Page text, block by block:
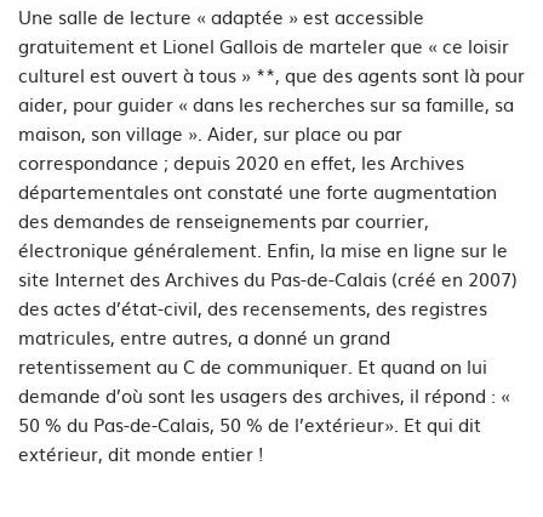
Une salle de lecture « adaptée » est accessible
gratuitement et Lionel Gallois de marteler que « ce loisir
culturel est ouvert à tous » **, que des agents sont là pour
aider, pour guider « dans les recherches sur sa famille, sa
maison, son village ». Aider, sur place ou par
correspondance ; depuis 2020 en effet, les Archives
départementales ont constaté une forte augmentation
des demandes de renseignements par courrier,
électronique généralement. Enfin, la mise en ligne sur le
site Internet des Archives du Pas-de-Calais (créé en 2007)
des actes d’état-civil, des recensements, des registres
matricules, entre autres, a donné un grand
retentissement au C de communiquer. Et quand on lui
demande d’où sont les usagers des archives, il répond : «
50 % du Pas-de-Calais, 50 % de l’extérieur». Et qui dit
extérieur, dit monde entier !